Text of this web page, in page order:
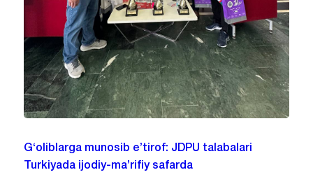
G‘oliblarga munosib e’tirof: JDPU talabalari
Turkiyada ijodiy-ma’rifiy safarda